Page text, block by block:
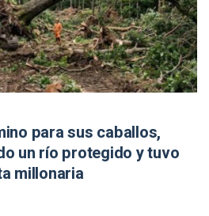
para sus caballos,
un río protegido y tuvo
millonaria